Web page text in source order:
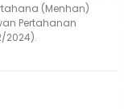
(Menhan)
Pertahanan
2024).